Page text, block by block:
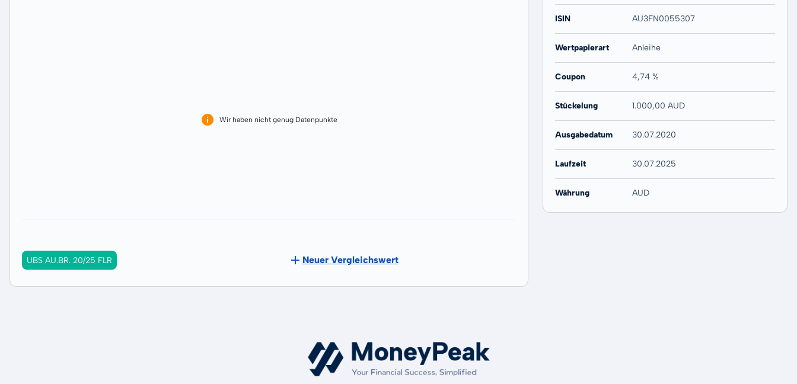
Wir haben nicht genug Datenpunkte
UBS AU.BR. 20/25 FLR Neuer Vergleichswert
ISIN AU3FN0055307
Wertpapierart Anleihe
Coupon 4,74 %
Stückelung 1.000,00 AUD
Ausgabedatum 30.07.2020
Laufzeit 30.07.2025
Währung AUD